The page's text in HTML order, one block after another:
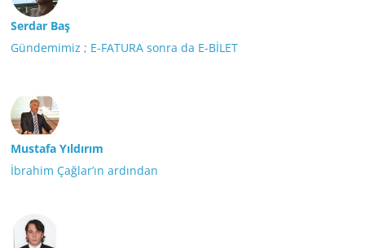
Serdar Baş
Gündemimiz ; E-FATURA sonra da E-BİLET
Mustafa Yıldırım
İbrahim Çağlar’ın ardından